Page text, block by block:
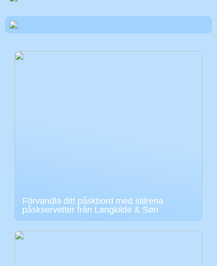
Förvandla ditt påskbord med stilrena
påskservetter från Langkilde & Søn